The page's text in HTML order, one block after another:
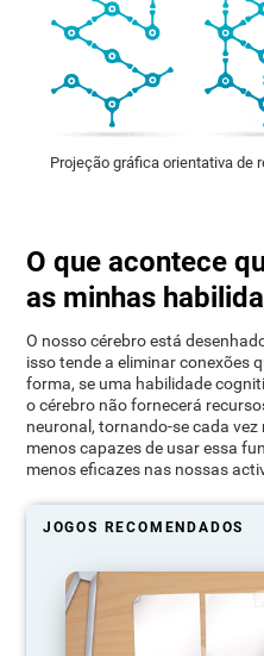
Projeção gráfica orientativa de
O que acontece
as minhas
O nosso cérebro está
isso tende a eliminar conexões
forma, se uma habilidade
o cérebro não fornecerá
neuronal, tornando-se cada
menos capazes de usar essa
menos eficazes nas nossas
JOGOS RECOMENDADOS